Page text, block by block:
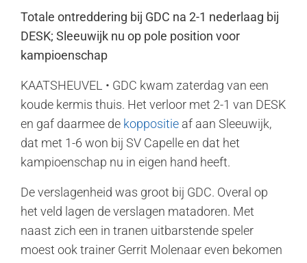
Totale ontreddering bij GDC na 2-1 nederlaag bij
DESK; Sleeuwijk nu op pole position voor
kampioenschap
KAATSHEUVEL • GDC kwam zaterdag van een
koude kermis thuis. Het verloor met 2-1 van DESK
en gaf daarmee de koppositie af aan Sleeuwijk,
dat met 1-6 won bij SV Capelle en dat het
kampioenschap nu in eigen hand heeft.
De verslagenheid was groot bij GDC. Overal op
het veld lagen de verslagen matadoren. Met
naast zich een in tranen uitbarstende speler
moest ook trainer Gerrit Molenaar even bekomen